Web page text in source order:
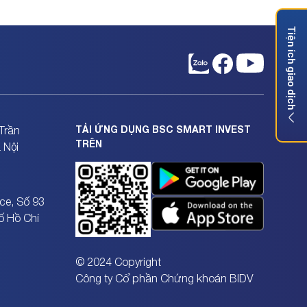
Số 93
Hồ Chí
TẢI ỨNG DỤNG BSC SMART INVEST
TRÊN
© 2024 Copyright
Công ty Cổ phần Chứng khoán BIDV
Tiện ích giao dịch